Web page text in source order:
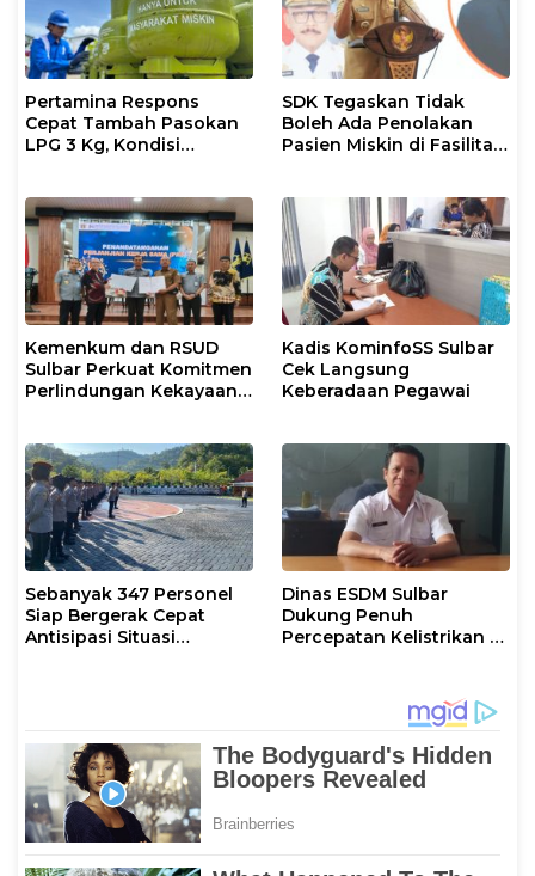
Pertamina Respons
Cepat Tambah Pasokan
LPG 3 Kg, Kondisi
SDK Tegaskan Tidak
Boleh Ada Penolakan
Pasien Miskin di Fasilitas
Kemenkum dan RSUD
Sulbar Perkuat Komitmen
Perlindungan Kekayaan
Kadis KominfoSS Sulbar
Cek Langsung
Keberadaan Pegawai
Sebanyak 347 Personel
Siap Bergerak Cepat
Antisipasi Situasi
Dinas ESDM Sulbar
Dukung Penuh
Percepatan Kelistrikan di